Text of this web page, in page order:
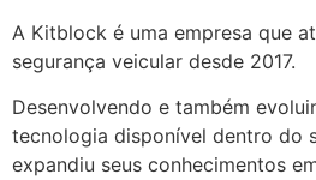
A Kitblock é uma empresa que
segurança veicular desde 2017.
Desenvolvendo e também
tecnologia disponível dentro do
expandiu seus conhecimentos